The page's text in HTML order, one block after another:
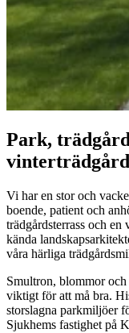
Park,
vinterträdgård
Vi har en stor och
boende, patient och
trädgårdsterrass och en
kända
våra härliga
Smultron, blommor
viktigt för att må bra.
storslagna parkmiljöer
Sjukhems fastighet på